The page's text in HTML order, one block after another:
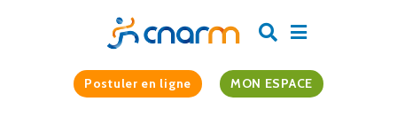
Postuler en ligne MON ESPACE